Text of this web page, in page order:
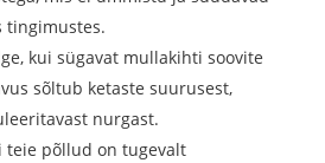
tingimustes.
kui sügavat mullakihti soovite
sõltub ketaste suurusest,
nurgast.
teie põllud on tugevalt